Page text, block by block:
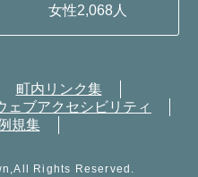
女性2,068人
町内リンク集
ェブアクセシビリティ
規集
Rights Reserved.